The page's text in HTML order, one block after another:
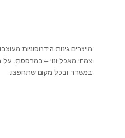
מייצרים גינות הידרופוניות
צמחי מאכל ונוי – במרפסת, על
במשרד ובכל מקום שתחפצו.